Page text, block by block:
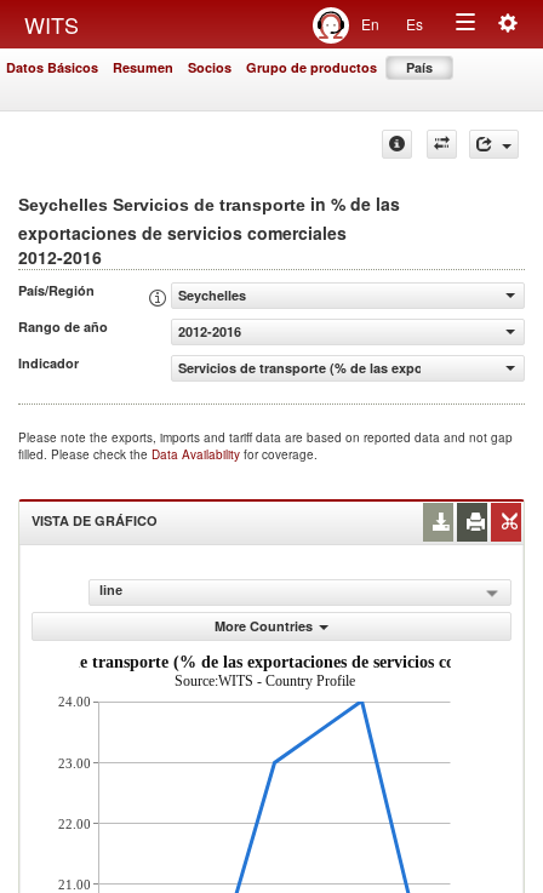
WITS En Es
Toggle
Datos Básicos Resumen Socios Grupo de productos País
Seychelles Servicios de transporte in % de las
exportaciones de servicios comerciales
2012-2016
País/Región
Seychelles
Rango de año
2012-2016
Indicador
Servicios de transporte (% de las exportaciones de
Please note the exports, imports and tariff data are based on reported data and not gap
filled. Please check the Data Availability for coverage.
VISTA DE GRÁFICO
line
More Countries
Servicios de transporte (% de las exportaciones de servicios comerciales)
Source:WITS - Country Profile
24.00
23.00
22.00
21.00